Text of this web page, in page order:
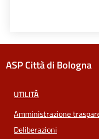
ASP Città di Bologna
UTILITÀ
Amministrazione
Deliberazioni